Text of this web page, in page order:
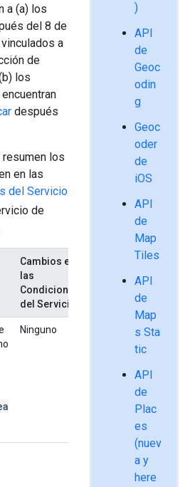
)
API
de
Geoc
odin
g
Geoc
oder
de
iOS
API
de
Map
Tiles
API
de
Map
s Sta
tic
API
de
Plac
es
(nuev
a y
here
a (a) los
del 8 de
a
de
los
después
resumen los
en las
del Servicio
de
Cambios en
las
Condiciones
del Servicio
Ninguno